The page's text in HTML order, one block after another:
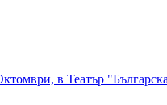
в Театър